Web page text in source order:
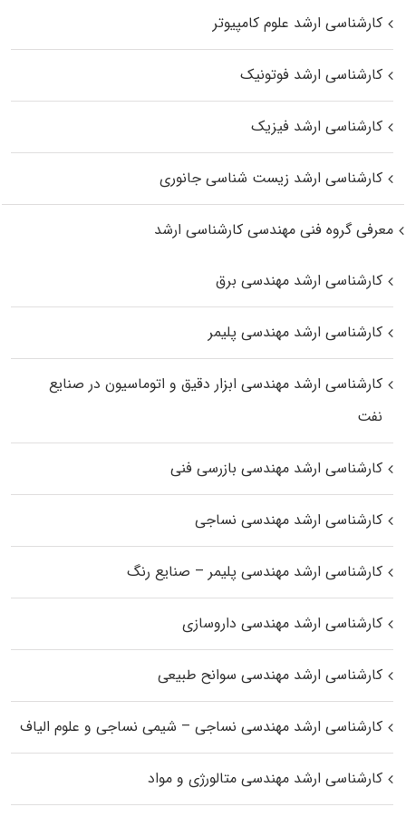
کارشناسی ارشد علوم کامپیوتر
کارشناسی ارشد فوتونیک
کارشناسی ارشد فیزیک
کارشناسی ارشد زیست‌ شناسی جانوری
معرفی گروه فنی مهندسی کارشناسی ارشد
کارشناسی ارشد مهندسی برق
کارشناسی ارشد مهندسی پلیمر
کارشناسی ارشد مهندسی ابزار دقیق و اتوماسیون در صنایع
نفت
کارشناسی ارشد مهندسی بازرسی فنی
کارشناسی ارشد مهندسی نساجی
کارشناسی ارشد مهندسی پلیمر – صنایع رنگ
کارشناسی ارشد مهندسی داروسازی
کارشناسی ارشد مهندسی سوانح طبیعی
کارشناسی ارشد مهندسی نساجی – شیمی نساجی و علوم الیاف
کارشناسی ارشد مهندسی متالورژی و مواد